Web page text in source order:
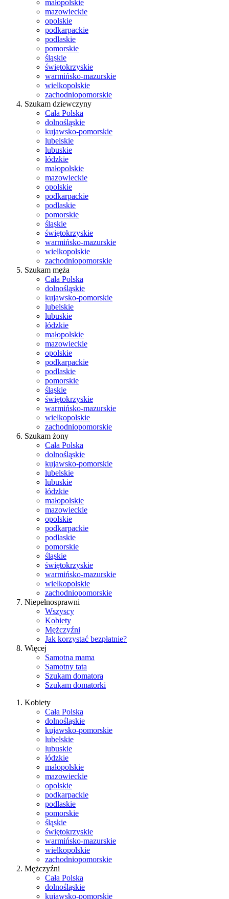
małopolskie
mazowieckie
opolskie
podkarpackie
podlaskie
pomorskie
śląskie
świętokrzyskie
warmińsko-mazurskie
wielkopolskie
zachodniopomorskie
Szukam dziewczyny
Cała Polska
dolnośląskie
kujawsko-pomorskie
lubelskie
lubuskie
łódzkie
małopolskie
mazowieckie
opolskie
podkarpackie
podlaskie
pomorskie
śląskie
świętokrzyskie
warmińsko-mazurskie
wielkopolskie
zachodniopomorskie
Szukam męża
Cała Polska
dolnośląskie
kujawsko-pomorskie
lubelskie
lubuskie
łódzkie
małopolskie
mazowieckie
opolskie
podkarpackie
podlaskie
pomorskie
śląskie
świętokrzyskie
warmińsko-mazurskie
wielkopolskie
zachodniopomorskie
Szukam żony
Cała Polska
dolnośląskie
kujawsko-pomorskie
lubelskie
lubuskie
łódzkie
małopolskie
mazowieckie
opolskie
podkarpackie
podlaskie
pomorskie
śląskie
świętokrzyskie
warmińsko-mazurskie
wielkopolskie
zachodniopomorskie
Niepełnosprawni
Wszyscy
Kobiety
Mężczyźni
Jak korzystać bezpłatnie?
Więcej
Samotna mama
Samotny tata
Szukam domatora
Szukam domatorki
Kobiety
Cała Polska
dolnośląskie
kujawsko-pomorskie
lubelskie
lubuskie
łódzkie
małopolskie
mazowieckie
opolskie
podkarpackie
podlaskie
pomorskie
śląskie
świętokrzyskie
warmińsko-mazurskie
wielkopolskie
zachodniopomorskie
Mężczyźni
Cała Polska
dolnośląskie
kujawsko-pomorskie